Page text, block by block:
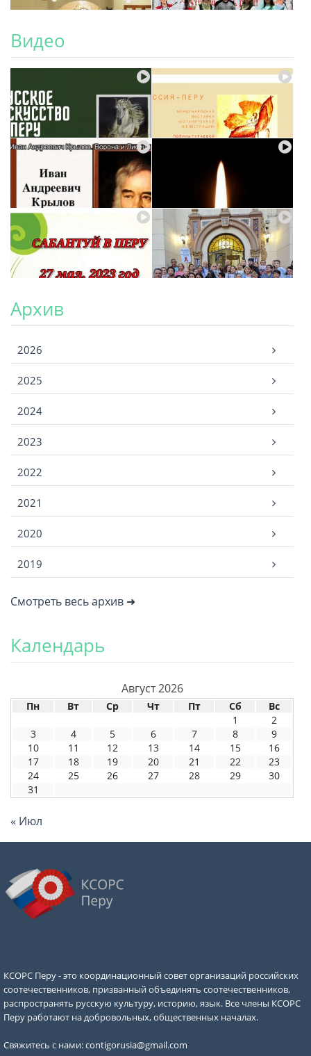
Видео
Архив
Архив
2026
2025
2024
2023
2022
2021
2020
2019
Смотреть весь архив ➜
Календарь
Август 2026
Пн Вт Ср Чт Пт Сб
Вс
1
2
3
4 5 6 7 8
9
10
11 12 13 14 15
16
17
18 19 20 21 22
23
24
25 26 27 28 29
30
31
« Июл
КСОРС Перу - это координационный совет организаций российских
соотечественников, призванный объединять соотечественников,
распространять русскую культуру, историю, язык. Все члены КСОРС
Перу работают на добровольных, общественных началах.
Свяжитесь с нами:contigorusia@gmail.com